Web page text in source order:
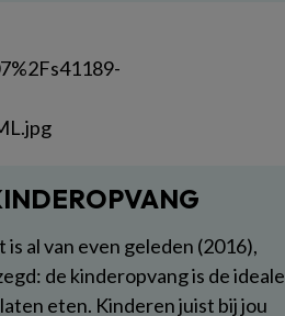
al van even geleden (2016),
de kinderopvang is de ideale
eten. Kinderen juist bij jou